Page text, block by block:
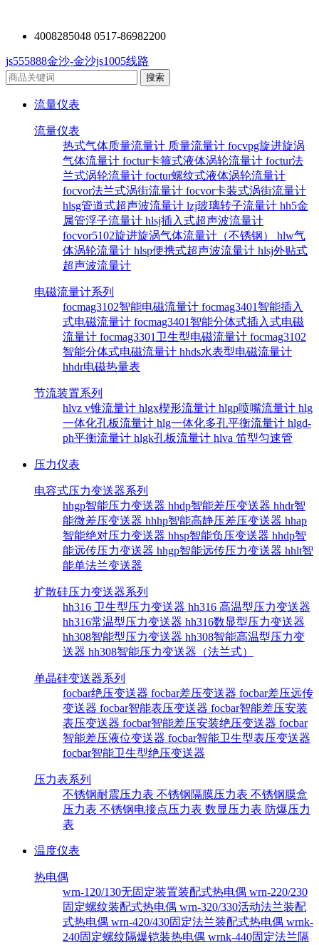
4008285048 0517-86982200
js555888金沙-金沙js1005线路
流量仪表
流量仪表
热式气体质量流量计 质量流量计 focvpg旋进旋涡
气体流量计 foctur卡箍式液体涡轮流量计 foctur法
兰式涡轮流量计 foctur螺纹式液体涡轮流量计
focvor法兰式涡街流量计 focvor卡装式涡街流量计
hlsg管道式超声波流量计 lzj玻璃转子流量计 hh5金
属管浮子流量计 hlsj插入式超声波流量计
focvor5102旋进旋涡气体流量计（不锈钢） hlw气
体涡轮流量计 hlsp便携式超声波流量计 hlsj外贴式
超声波流量计
电磁流量计系列
focmag3102智能电磁流量计 focmag3401智能插入
式电磁流量计 focmag3401智能分体式插入式电磁
流量计 focmag3301卫生型电磁流量计 focmag3102
智能分体式电磁流量计 hhds水表型电磁流量计
hhdr电磁热量表
节流装置系列
hlvz v锥流量计 hlgx楔形流量计 hlgp喷嘴流量计 hlg
一体化孔板流量计 hlg一体化多孔平衡流量计 hlgd-
ph平衡流量计 hlgk孔板流量计 hlva 笛型匀速管
压力仪表
电容式压力变送器系列
hhgp智能压力变送器 hhdp智能差压变送器 hhdr智
能微差压变送器 hhhp智能高静压差压变送器 hhap
智能绝对压力变送器 hhsp智能负压变送器 hhdp智
能远传压力变送器 hhgp智能远传压力变送器 hhlt智
能单法兰变送器
扩散硅压力变送器系列
hh316 卫生型压力变送器 hh316 高温型压力变送器
hh316常温型压力变送器 hh316数显型压力变送器
hh308智能型压力变送器 hh308智能高温型压力变
送器 hh308智能压力变送器（法兰式）
单晶硅变送器系列
focbar绝压变送器 focbar差压变送器 focbar差压远传
变送器 focbar智能表压变送器 focbar智能差压安装
表压变送器 focbar智能差压安装绝压变送器 focbar
智能差压液位变送器 focbar智能卫生型表压变送器
focbar智能卫生型绝压变送器
压力表系列
不锈钢耐震压力表 不锈钢隔膜压力表 不锈钢膜盒
压力表 不锈钢电接点压力表 数显压力表 防爆压力
表
温度仪表
热电偶
wrn-120/130无固定装置装配式热电偶 wrn-220/230
固定螺纹装配式热电偶 wrn-320/330活动法兰装配
式热电偶 wrn-420/430固定法兰装配式热电偶 wrnk-
240固定螺纹隔爆铠装热电偶 wrnk-440固定法兰隔